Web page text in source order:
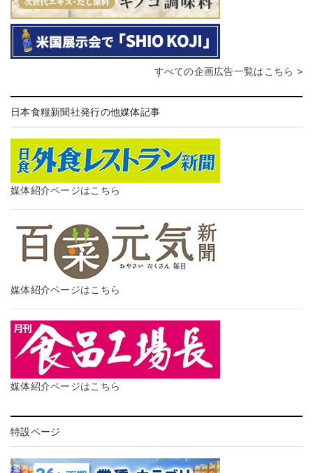
すべての企画広告一覧はこちら >
日本食糧新聞社発行の他媒体記事
媒体紹介ページはこちら
媒体紹介ページはこちら
媒体紹介ページはこちら
特設ページ